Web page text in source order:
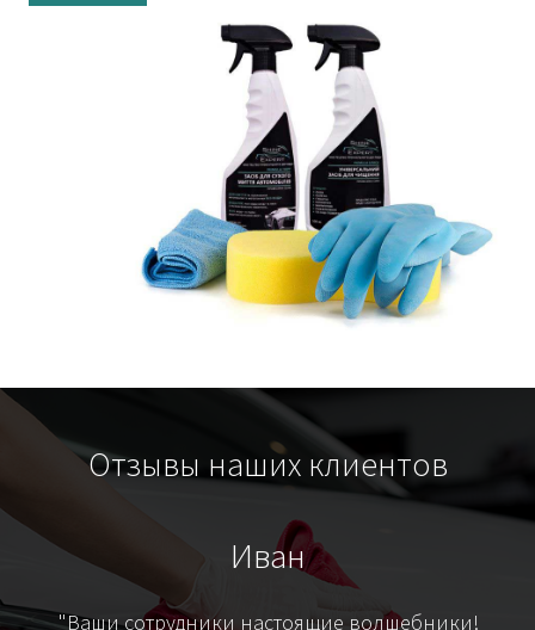
Отзывы наших клиентов
Иван
"Ваши сотрудники настоящие волшебники!